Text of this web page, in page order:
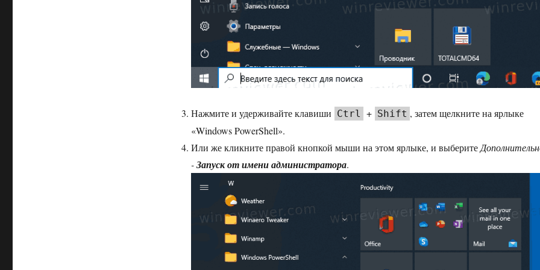
Нажмите и удерживайте клавиши Ctrl + Shift , затем щелкните на ярлыке
«Windows PowerShell».
Или же кликните правой кнопкой мыши на этом ярлыке, и выберите
-Запуск от имени администратора.